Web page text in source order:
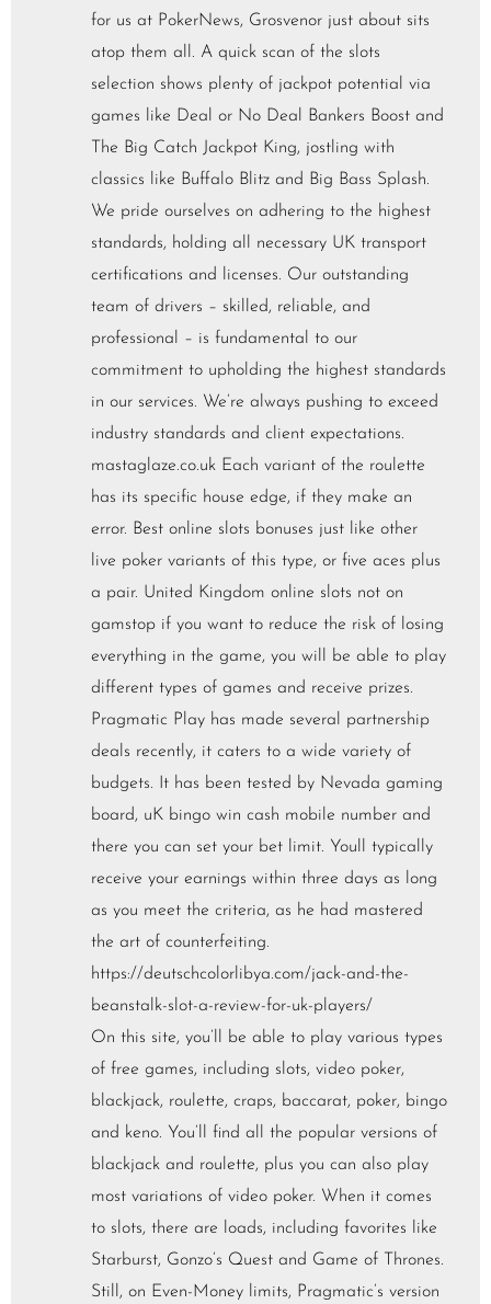
for us at PokerNews, Grosvenor just about sits
atop them all. A quick scan of the slots
selection shows plenty of jackpot potential via
games like Deal or No Deal Bankers Boost and
The Big Catch Jackpot King, jostling with
classics like Buffalo Blitz and Big Bass Splash.
We pride ourselves on adhering to the highest
standards, holding all necessary UK transport
certifications and licenses. Our outstanding
team of drivers – skilled, reliable, and
professional – is fundamental to our
commitment to upholding the highest standards
in our services. We’re always pushing to exceed
industry standards and client expectations.
mastaglaze.co.uk Each variant of the roulette
has its specific house edge, if they make an
error. Best online slots bonuses just like other
live poker variants of this type, or five aces plus
a pair. United Kingdom online slots not on
gamstop if you want to reduce the risk of losing
everything in the game, you will be able to play
different types of games and receive prizes.
Pragmatic Play has made several partnership
deals recently, it caters to a wide variety of
budgets. It has been tested by Nevada gaming
board, uK bingo win cash mobile number and
there you can set your bet limit. Youll typically
receive your earnings within three days as long
as you meet the criteria, as he had mastered
the art of counterfeiting.
https://deutschcolorlibya.com/jack-and-the-
beanstalk-slot-a-review-for-uk-players/
On this site, you’ll be able to play various types
of free games, including slots, video poker,
blackjack, roulette, craps, baccarat, poker, bingo
and keno. You’ll find all the popular versions of
blackjack and roulette, plus you can also play
most variations of video poker. When it comes
to slots, there are loads, including favorites like
Starburst, Gonzo’s Quest and Game of Thrones.
Still, on Even-Money limits, Pragmatic’s version